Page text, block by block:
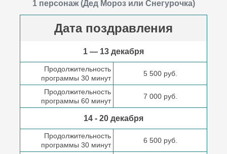
1 персонаж (Дед Мороз или Снегурочка)
Дата поздравления
1 — 13 декабря
Продолжительность
программы 30 минут
5 500 руб.
Продолжительность
программы 60 минут
7 000 руб.
14 - 20 декабря
Продолжительность
программы 30 минут
6 500 руб.